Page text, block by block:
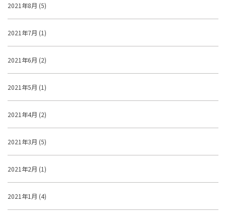
2021年8月 (5)
2021年7月 (1)
2021年6月 (2)
2021年5月 (1)
2021年4月 (2)
2021年3月 (5)
2021年2月 (1)
2021年1月 (4)